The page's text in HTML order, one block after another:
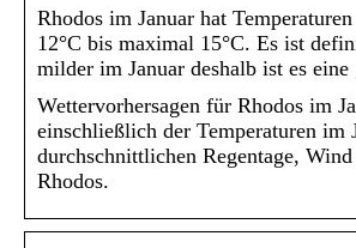
Rhodos im Januar hat
12°C bis maximal 15°C. Es ist
milder im Januar deshalb ist es
Wettervorhersagen für Rhodos im
einschließlich der Temperaturen im
durchschnittlichen Regentage,
Rhodos.